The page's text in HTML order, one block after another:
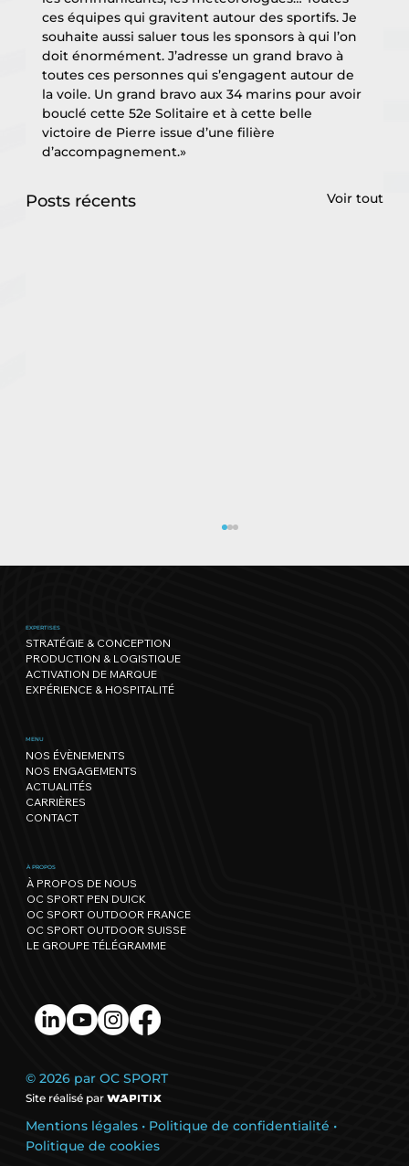
ces équipes qui gravitent autour des sportifs. Je
souhaite aussi saluer tous les sponsors à qui l’on
doit énormément. J’adresse un grand bravo à
toutes ces personnes qui s’engagent autour de
la voile. Un grand bravo aux 34 marins pour avoir
bouclé cette 52e Solitaire et à cette belle
victoire de Pierre issue d’une filière
d’accompagnement.»
Posts récents Voir tout
beaux parcours s'offre une édition
record !
EXPERTISES
STRATÉGIE & CONCEPTION
PRODUCTION & LOGISTIQUE
ACTIVATION DE MARQUE
EXPÉRIENCE & HOSPITALITÉ
MENU
NOS ÉVÈNEMENTS
NOS ENGAGEMENTS
ACTUALITÉS
CARRIÈRES
CONTACT
À PROPOS
À PROPOS DE NOUS
OC SPORT PEN DUICK
OC SPORT OUTDOOR FRANCE
OC SPORT OUTDOOR SUISSE
LE GROUPE TÉLÉGRAMME
© 2026 par OC SPORT
Site réalisé par
Mentions légales • Politique de confidentialité •
Politique de cookies